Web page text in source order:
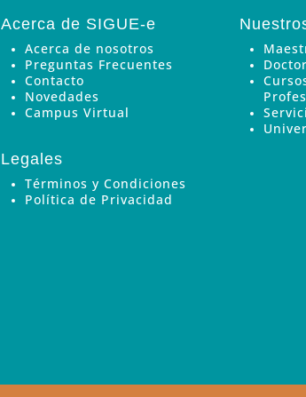
Acerca de SIGUE-e
Acerca de nosotros
Preguntas Frecuentes
Contacto
Novedades
Campus Virtual
Legales
Términos y Condiciones
Política de Privacidad